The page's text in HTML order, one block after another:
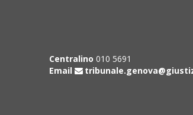
Centralino 010 5691
Email